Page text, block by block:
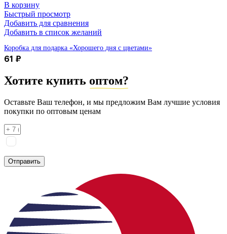
В корзину
Быстрый просмотр
Добавить для сравнения
Добавить в список желаний
Коробка для подарка «Хорошего дня с цветами»
61 ₽
Хотите купить оптом?
Оставьте Ваш телефон, и мы предложим Вам лучшие условия
покупки по оптовым ценам
Отправить